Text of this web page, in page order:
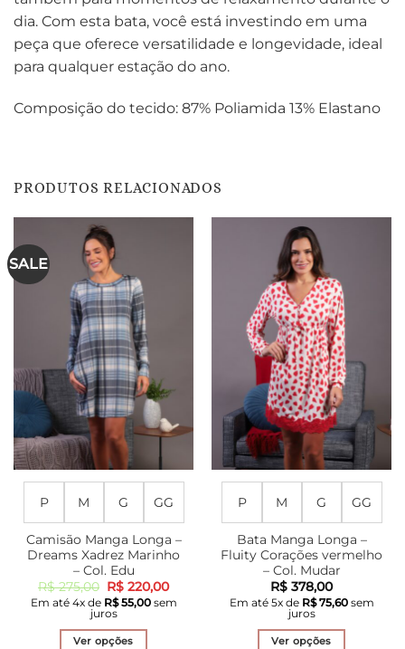
dia. Com esta bata, você está investindo em uma
peça que oferece versatilidade e longevidade, ideal
para qualquer estação do ano.
Composição do tecido: 87% Poliamida 13% Elastano
PRODUTOS RELACIONADOS
SALE
P M G GG
Camisão Manga Longa –
Dreams Xadrez Marinho
– Col. Edu
R$275,00 O
preço
original
era:
R$ 275,00.
R$ 220,00O
preço
atual
Em até 4x de R$55,00sem
juros
Ver opções
P M G GG
Bata Manga Longa –
Fluity Corações vermelho
– Col. Mudar
R$ 378,00
Em até 5x de R$75,60sem
juros
Ver opções